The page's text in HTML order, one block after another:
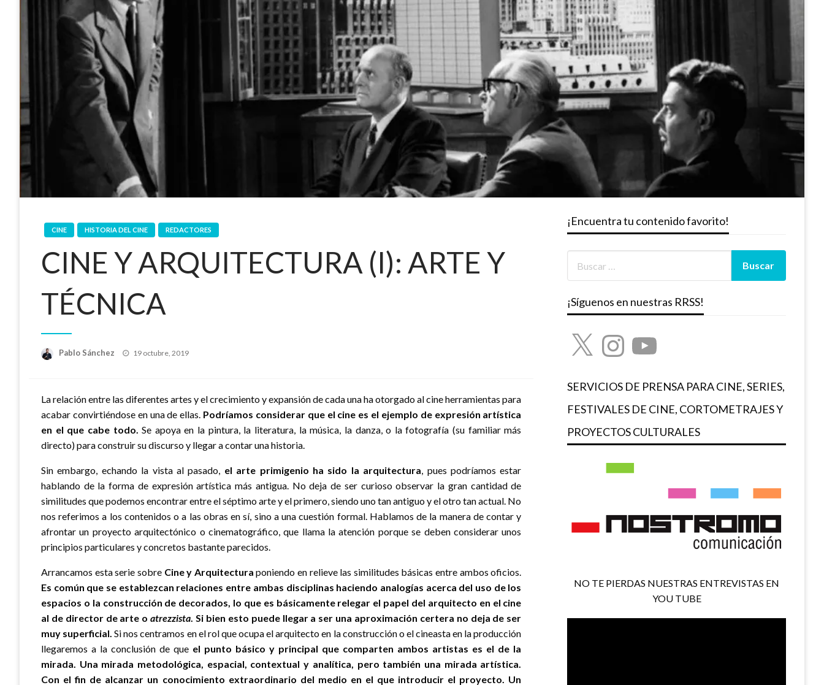
CINE HISTORIA DEL CINE REDACTORES
CINE Y ARQUITECTURA (I): ARTE Y
TÉCNICA
Pablo Sánchez
Publicado
19 octubre, 2019
La relación entre las diferentes artes y el crecimiento y expansión de cada una ha otorgado al cine herramientas para
acabar convirtiéndose en una de ellas. Podríamos considerar que el cine es el ejemplo de expresión artística
en el que cabe todo. Se apoya en la pintura, la literatura, la música, la danza, o la fotografía (su familiar más
directo) para construir su discurso y llegar a contar una historia.
Sin embargo, echando la vista al pasado, el arte primigenio ha sido la arquitectura, pues podríamos estar
hablando de la forma de expresión artística más antigua. No deja de ser curioso observar la gran cantidad de
similitudes que podemos encontrar entre el séptimo arte y el primero, siendo uno tan antiguo y el otro tan actual. No
nos referimos a los contenidos o a las obras en sí, sino a una cuestión formal. Hablamos de la manera de contar y
afrontar un proyecto arquitectónico o cinematográfico, que llama la atención porque se deben considerar unos
principios particulares y concretos bastante parecidos.
Arrancamos esta serie sobre Cine y Arquitectura poniendo en relieve las similitudes básicas entre ambos oficios.
Es común que se establezcan relaciones entre ambas disciplinas haciendo analogías acerca del uso de los
espacios o la construcción de decorados, lo que es básicamente relegar el papel del arquitecto en el cine
al de director de arte oatrezzista. Si bien esto puede llegar a ser una aproximación certera no deja de ser
muy superficial. Si nos centramos en el rol que ocupa el arquitecto en la construcción o el cineasta en la producción
llegaremos a la conclusión de que el punto básico y principal que comparten ambos artistas es el de la
mirada. Una mirada metodológica, espacial, contextual y analítica, pero también una mirada artística.
Con el fin de alcanzar un conocimiento extraordinario del medio en el que introducir el proyecto. Un
¡Encuentra tu contenido favorito!
¡Síguenos en nuestras RRSS!
X InstagramYouTube
SERVICIOS DE PRENSA PARA CINE, SERIES,
FESTIVALES DE CINE, CORTOMETRAJES Y
PROYECTOS CULTURALES
NO TE PIERDAS NUESTRAS ENTREVISTAS EN
YOU TUBE